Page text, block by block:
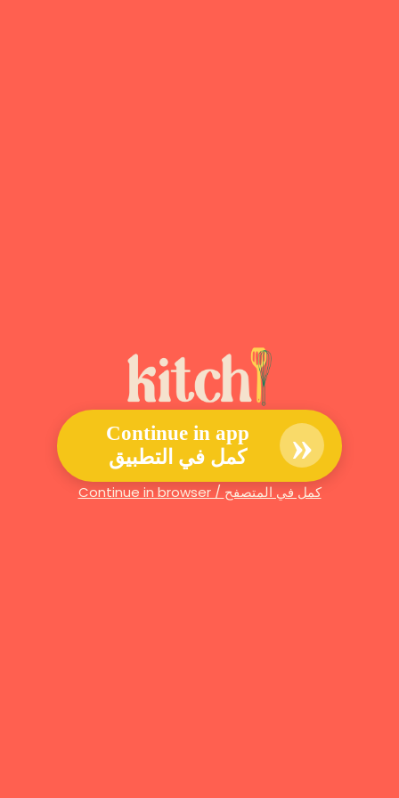
Continue in app
كمل في التطبيق
»
Continue in browser / كمل في المتصفح